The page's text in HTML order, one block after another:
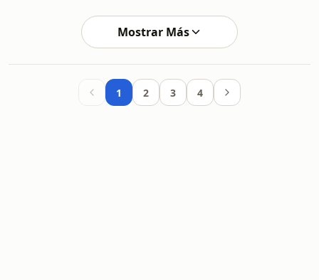
Mostrar Más
1 2 3 4